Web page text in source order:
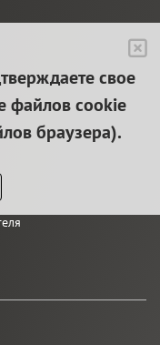
свое
файлов cookie
браузера).